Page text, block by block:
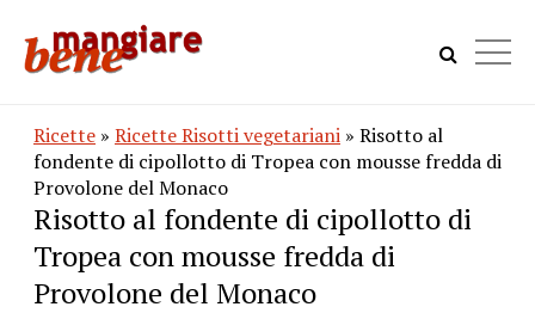
Ricette » Ricette Risotti vegetariani » Risotto al
fondente di cipollotto di Tropea con mousse fredda di
Provolone del Monaco
Risotto al fondente di cipollotto di
Tropea con mousse fredda di
Provolone del Monaco